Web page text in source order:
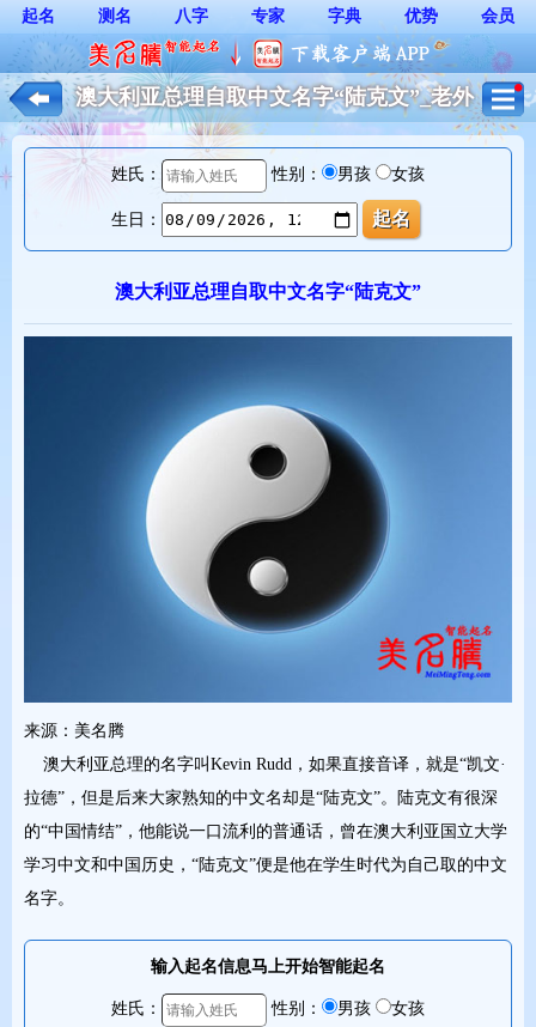
起名 测名 八字 专家 字典 优势 会员
澳大利亚总理自取中文名字“陆克文”_老外
起名
姓氏： 性别： 男孩 女孩
生日：
澳大利亚总理自取中文名字“陆克文”
来源：美名腾
澳大利亚总理的名字叫Kevin Rudd，如果直接音译，就是“凯文·
拉德”，但是后来大家熟知的中文名却是“陆克文”。陆克文有很深
的“中国情结”，他能说一口流利的普通话，曾在澳大利亚国立大学
学习中文和中国历史，“陆克文”便是他在学生时代为自己取的中文
名字。
输入起名信息马上开始智能起名
姓氏： 性别： 男孩 女孩